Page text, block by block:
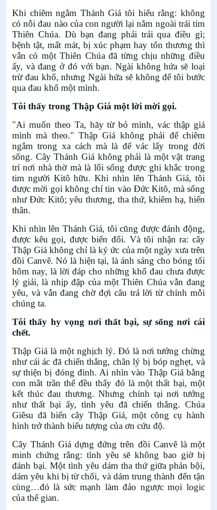
Khi chiêm ngắm Thánh Giá tôi hiểu rằng: không
có nỗi đau nào của con người lại nằm ngoài trái tim
Thiên Chúa. Dù bạn đang phải trải qua điều gì;
bệnh tật, mất mát, bị xúc phạm hay tổn thương thì
vẫn có một Thiên Chúa đã từng chịu những điều
ấy, và đang ở đó với bạn. Ngài không hứa sẽ loại
trừ đau khổ, nhưng Ngài hứa sẽ không để tôi bước
qua đau khổ một mình.
Tôi thấy trong Thập Giá một lời mời gọi.
"Ai muốn theo Ta, hãy từ bỏ mình, vác thập giá
mình mà theo." Thập Giá không phải để chiêm
ngắm trong xa cách mà là để vác lấy trong đời
sống. Cây Thánh Giá không phải là một vật trang
trí nơi nhà thờ mà là lối sống được ghi khắc trong
tim người Kitô hữu. Khi nhìn lên Thánh Giá, tôi
được mời gọi không chỉ tin vào Đức Kitô, mà sống
như Đức Kitô; yêu thương, tha thứ, khiêm hạ, hiến
thân.
Khi nhìn lên Thánh Giá, tôi cũng được đánh động,
được kêu gọi, được biến đổi. Và tôi nhận ra: cây
Thập Giá không chỉ là ký ức của một ngày xưa trên
đồi Canvê. Nó là hiện tại, là ánh sáng cho bóng tối
hôm nay, là lời đáp cho những khổ đau chưa được
lý giải, là nhịp đập của một Thiên Chúa vẫn đang
yêu, và vẫn đang chờ đợi câu trả lời từ chính mỗi
chúng ta.
Tôi thấy hy vọng nơi thất bại, sự sống nơi cái
chết.
Thập Giá là một nghịch lý. Đó là nơi tưởng chừng
như cái ác đã chiến thắng, chân lý bị bóp nghẹt, và
sự thiện bị đóng đinh. Ai nhìn vào Thập Giá bằng
con mắt trần thế đều thấy đó là một thất bại, một
kết thúc đau thương. Nhưng chính tại nơi tưởng
như thất bại ấy, tình yêu đã chiến thắng. Chúa
Giêsu đã biến cây Thập Giá, một công cụ hành
hình trở thành biểu tượng của ơn cứu độ.
Cây Thánh Giá dựng đứng trên đồi Canvê là một
minh chứng rằng: tình yêu sẽ không bao giờ bị
đánh bại. Một tình yêu dám tha thứ giữa phản bội,
dám yêu khi bị từ chối, và dám trung thành đến tận
cùng…đó là sức mạnh làm đảo ngược mọi logic
của thế gian.